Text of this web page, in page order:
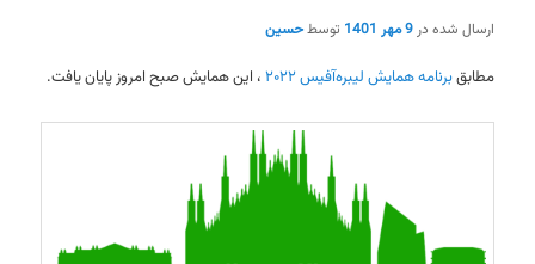
ارسال شده در9 مهر 1401 توسطحسین
مطابقبرنامه همایش لیبره‌آفیس ۲۰۲۲ ، این همایش صبح امروز پایان یافت.